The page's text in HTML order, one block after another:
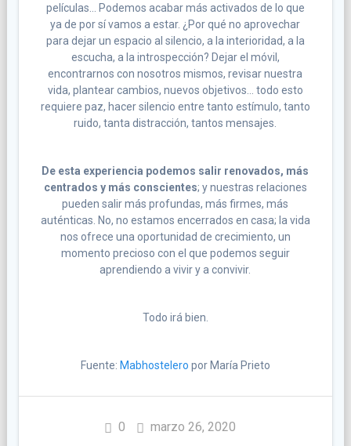
películas… Podemos acabar más activados de lo que
ya de por sí vamos a estar. ¿Por qué no aprovechar
para dejar un espacio al silencio, a la interioridad, a la
escucha, a la introspección? Dejar el móvil,
encontrarnos con nosotros mismos, revisar nuestra
vida, plantear cambios, nuevos objetivos… todo esto
requiere paz, hacer silencio entre tanto estímulo, tanto
ruido, tanta distracción, tantos mensajes.
De esta experiencia podemos salir renovados, más
centrados y más conscientes; y nuestras relaciones
pueden salir más profundas, más firmes, más
auténticas. No, no estamos encerrados en casa; la vida
nos ofrece una oportunidad de crecimiento, un
momento precioso con el que podemos seguir
aprendiendo a vivir y a convivir.
Todo irá bien.
Fuente: Mabhostelero por María Prieto
0 marzo 26, 2020